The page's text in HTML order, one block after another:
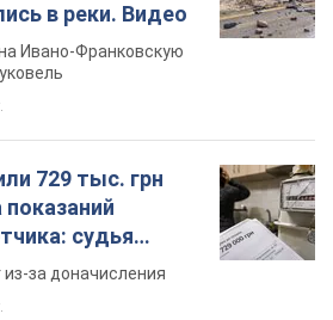
в реки. Видео
Ивано-Франковскую
729 тыс. грн
показаний
судья
решение
за доначисления